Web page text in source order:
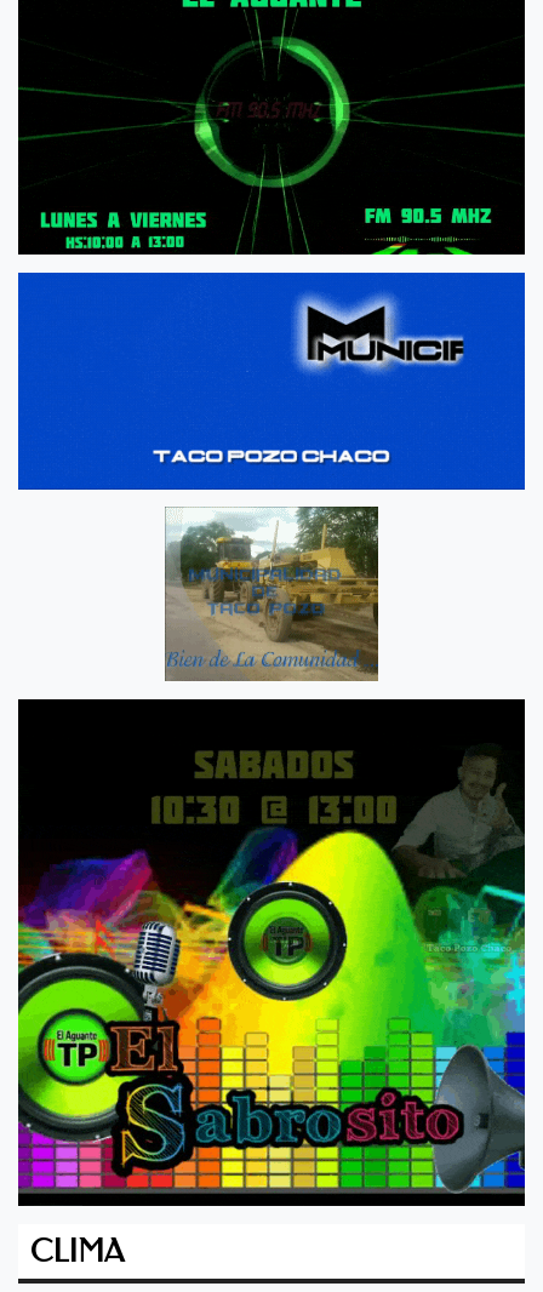
CLIMA